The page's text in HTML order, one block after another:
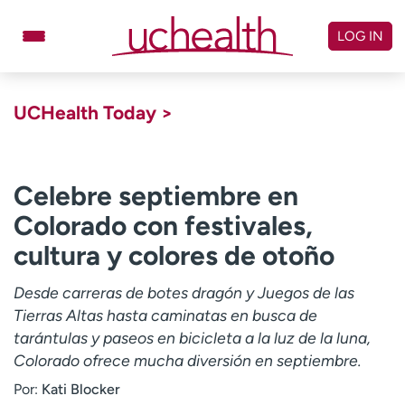
Billing & pricing
Referrals
Give
Careers
Log in to My Health Connection
About UCHealth
Classes & events
Ready. Set. CO.
LOG IN
UCHealth Today >
Celebre septiembre en
Colorado con festivales,
cultura y colores de otoño
Desde carreras de botes dragón y Juegos de las
Tierras Altas hasta caminatas en busca de
tarántulas y paseos en bicicleta a la luz de la luna,
Colorado ofrece mucha diversión en septiembre.
Por: Kati Blocker